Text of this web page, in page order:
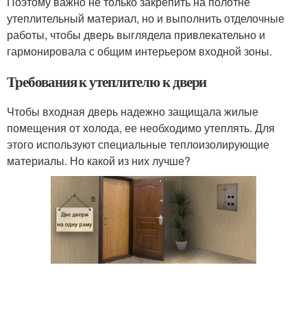
утеплительный материал, но и выполнить отделочные
работы, чтобы дверь выглядела привлекательно и
гармонировала с общим интерьером входной зоны.
Требования к утеплителю к двери
Чтобы входная дверь надежно защищала жилые
помещения от холода, ее необходимо утеплять. Для
этого используют специальные теплоизолирующие
материалы. Но какой из них лучше?